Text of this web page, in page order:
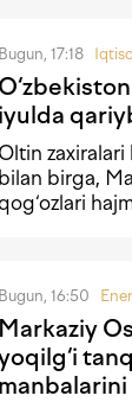
Bugun, 17:18
iyulda
Oltin
bilan birga,
Bugun, 16:50
Markaziy